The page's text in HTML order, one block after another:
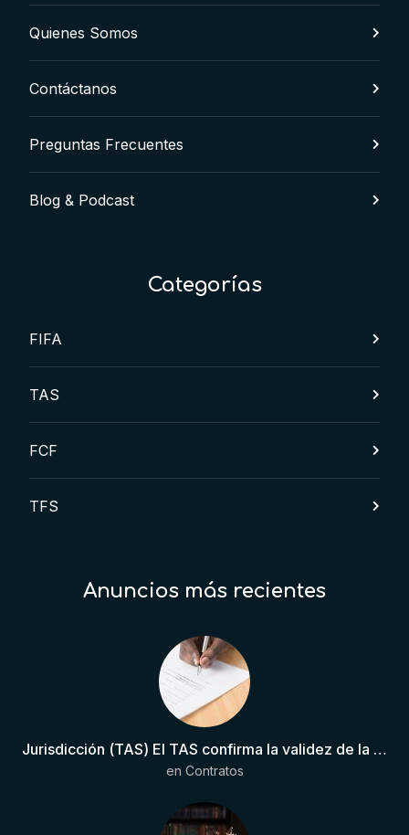
Quienes Somos
Contáctanos
Preguntas Frecuentes
Blog & Podcast
Categorías
FIFA
TAS
FCF
TFS
Anuncios más recientes
Jurisdicción (TAS) El TAS confirma la validez de la cláusula de sumisión jurisdiccional en el contrato del futbolista.
en Contratos